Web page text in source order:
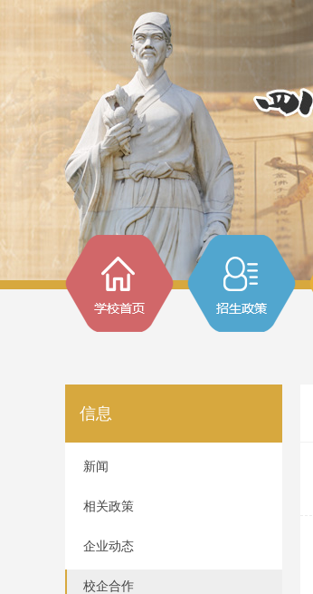
信息
新闻
相关政策
企业动态
校企合作